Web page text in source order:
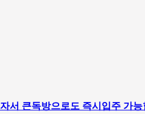
서 큰독방으로도 즉시입주 가능